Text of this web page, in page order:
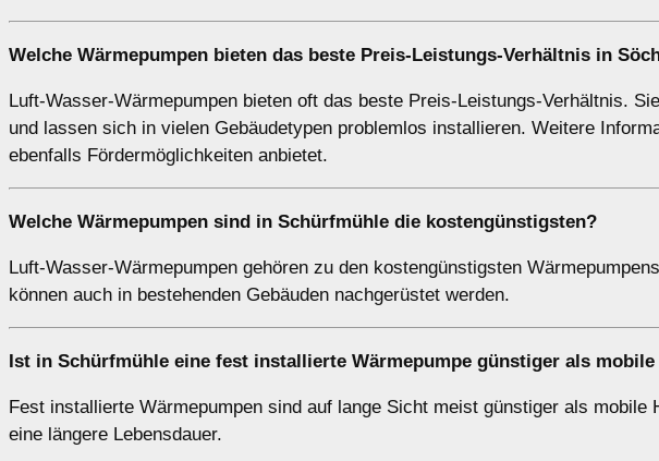
Welche Wärmepumpen bieten das beste Preis-Leistungs-Verhältnis in
Luft-Wasser-Wärmepumpen bieten oft das beste Preis-Leistungs-Verhältnis.
und lassen sich in vielen Gebäudetypen problemlos installieren. Weitere
ebenfalls Fördermöglichkeiten anbietet.
Welche Wärmepumpen sind in Schürfmühle die kostengünstigsten?
Luft-Wasser-Wärmepumpen gehören zu den kostengünstigsten
können auch in bestehenden Gebäuden nachgerüstet werden.
Ist in Schürfmühle eine fest installierte Wärmepumpe günstiger als mobile
Fest installierte Wärmepumpen sind auf lange Sicht meist günstiger als mobile
eine längere Lebensdauer.